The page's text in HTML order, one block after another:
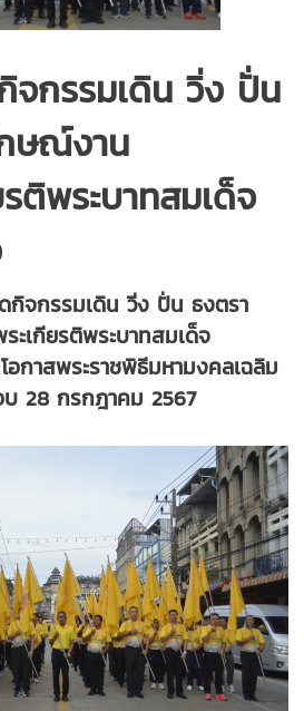
จกรรมเดิน วิ่ง ปั่น
ษณ์งาน
ติพระบาทสมเด็จ
กิจกรรมเดิน วิ่ง ปั่น ธงตรา
เกียรติพระบาทสมเด็จ
อกาสพระราชพิธีมหามงคลเฉลิม
28 กรกฎาคม 2567